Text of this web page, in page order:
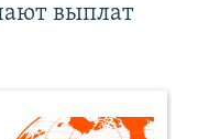
выплат